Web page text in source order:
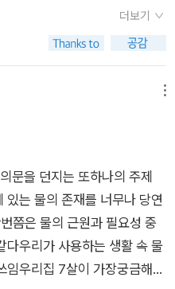
. 이 책은 그림도 꽤나 인상적
나 예쁘게만 보이게 그리지 않
게 사용하고 있다.특히 사막의
아이 셋을 세워 두고 세군데에
목쯤에 그리고 물이 가장 많
이 차 있는 그림은 물의 양
있는 아주 적절한 그림이었
매끄러워 가독성이 좋았다.
있는 부분만 따로 읽고 이야
가능한 책으로 보인다.
가격이 오른 사건은 또 무엇인
모든 곳에 쓰인다'고 말하는
다.책 표지에 보면 '독일에서
는데, 펼쳐보기 전에는 '뭘 그
요즘에 이 정도 예쁜 책들이
쩐지 정말 아름다운 책이라는
, 물을 소중히 여기는 이가 물
여 알게된 이야기를 들려주는
정말 내 곁에 살아 숨쉬는 무
용이 적지 않고, 구체적인 숫
한다. 교사나 부모가 학습 자료
더보기
문을 던지는 또하나의 주제
는 물의 존재를 너무나 당연
쯤은 물의 근원과 필요성 중
다우리가 사용하는 생활 속 물
임우리집 7살이 가장궁금해하